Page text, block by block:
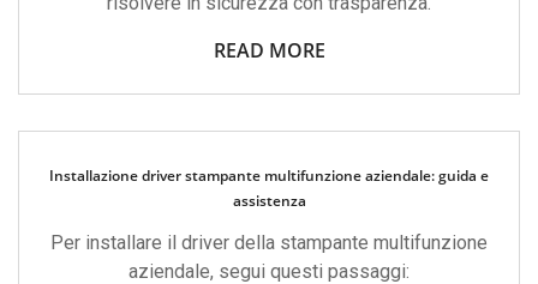
READ MORE
Installazione driver stampante multifunzione aziendale: guida e
assistenza
Per installare il driver della stampante multifunzione
aziendale, segui questi passaggi: